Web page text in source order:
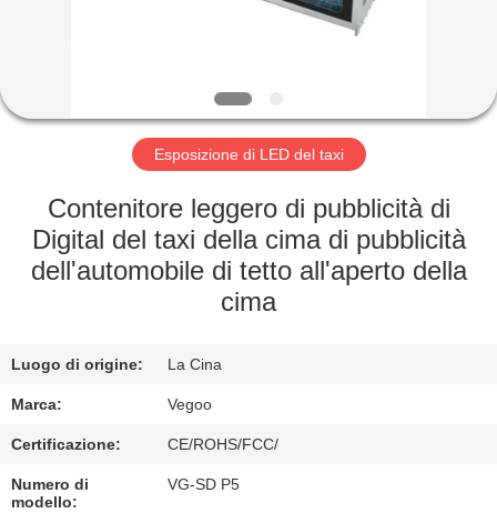
DI
NOI
VISITA
ALLA
FABBRICA
DELLA
QUALITÀ
CONTATTACI
Esposizione di LED del taxi
Contenitore leggero di pubblicità di
Digital del taxi della cima di pubblicità
dell'automobile di tetto all'aperto della
cima
Luogo di origine: La Cina
Marca: Vegoo
Certificazione: CE/ROHS/FCC/
Numero di
modello:
VG-SD P5